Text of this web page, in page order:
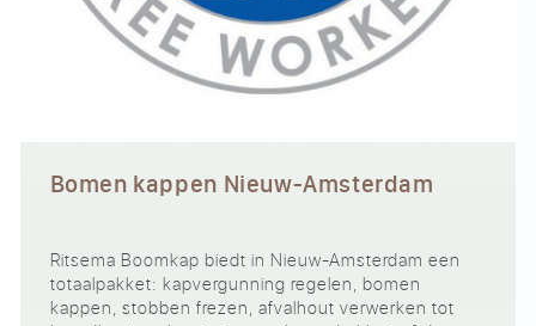
Bomen kappen Nieuw-Amsterdam
Ritsema Boomkap biedt in Nieuw-Amsterdam een
totaalpakket: kapvergunning regelen, bomen
kappen, stobben frezen, afvalhout verwerken tot